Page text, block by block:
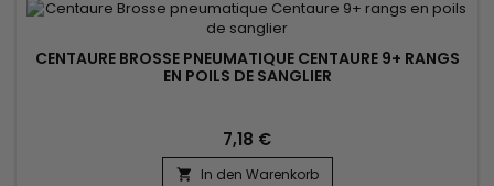
CENTAURE BROSSE PNEUMATIQUE CENTAURE 9+ RANGS
EN POILS DE SANGLIER
7,18 €
 In den Warenkorb